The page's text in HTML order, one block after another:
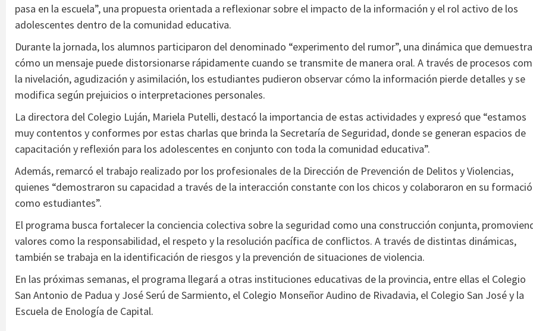
pasa en la escuela”, una propuesta orientada a reflexionar sobre el impacto de la información y el rol activo de los
adolescentes dentro de la comunidad educativa.
Durante la jornada, los alumnos participaron del denominado “experimento del rumor”, una dinámica que demuestra
cómo un mensaje puede distorsionarse rápidamente cuando se transmite de manera oral. A través de procesos
la nivelación, agudización y asimilación, los estudiantes pudieron observar cómo la información pierde detalles y se
modifica según prejuicios o interpretaciones personales.
La directora del Colegio Luján, Mariela Putelli, destacó la importancia de estas actividades y expresó que “estamos
muy contentos y conformes por estas charlas que brinda la Secretaría de Seguridad, donde se generan espacios de
capacitación y reflexión para los adolescentes en conjunto con toda la comunidad educativa”.
Además, remarcó el trabajo realizado por los profesionales de la Dirección de Prevención de Delitos y Violencias,
quienes “demostraron su capacidad a través de la interacción constante con los chicos y colaboraron en su
como estudiantes”.
El programa busca fortalecer la conciencia colectiva sobre la seguridad como una construcción conjunta,
valores como la responsabilidad, el respeto y la resolución pacífica de conflictos. A través de distintas dinámicas,
también se trabaja en la identificación de riesgos y la prevención de situaciones de violencia.
En las próximas semanas, el programa llegará a otras instituciones educativas de la provincia, entre ellas el Colegio
San Antonio de Padua y José Serú de Sarmiento, el Colegio Monseñor Audino de Rivadavia, el Colegio San José y la
Escuela de Enología de Capital.